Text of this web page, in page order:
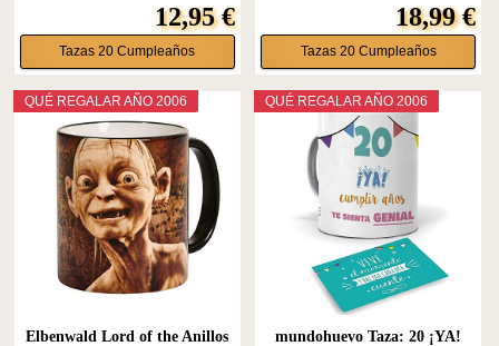
12,95 €
Tazas 20 Cumpleaños
18,99 €
Tazas 20 Cumpleaños
QUÉ REGALAR AÑO 2006
Elbenwald Lord of the Anillos
QUÉ REGALAR AÑO 2006
mundohuevo Taza: 20 ¡YA!